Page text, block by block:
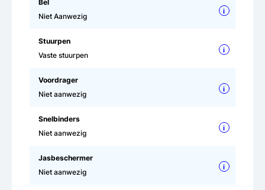
Bel
Niet Aanwezig
i
Stuurpen
Vaste stuurpen
i
Voordrager
Niet aanwezig
i
Snelbinders
Niet aanwezig
i
Jasbeschermer
Niet aanwezig
i